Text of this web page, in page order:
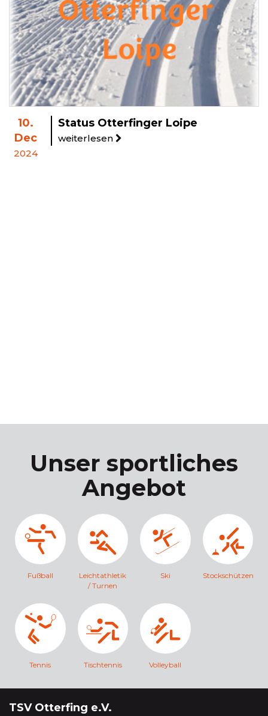
10.
Dec
2024
Status Otterfinger Loipe
weiterlesen
Unser sportliches
Angebot
Fußball
Leichtathletik
/ Turnen
Ski Stockschützen
Tennis Tischtennis Volleyball
TSV Otterfing e.V.